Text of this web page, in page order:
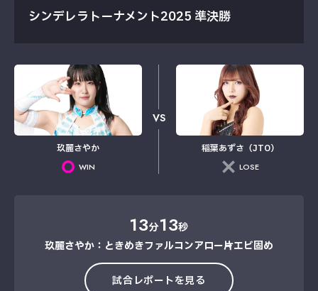
シンデレラトーナメント2025 準決勝
玖麗さやか
WIN
VS
稲葉あずさ（JTO）
LOSE
13分13秒
玖麗さやか：ときめきファルコンアロー→片エビ固め
試合レポートを見る